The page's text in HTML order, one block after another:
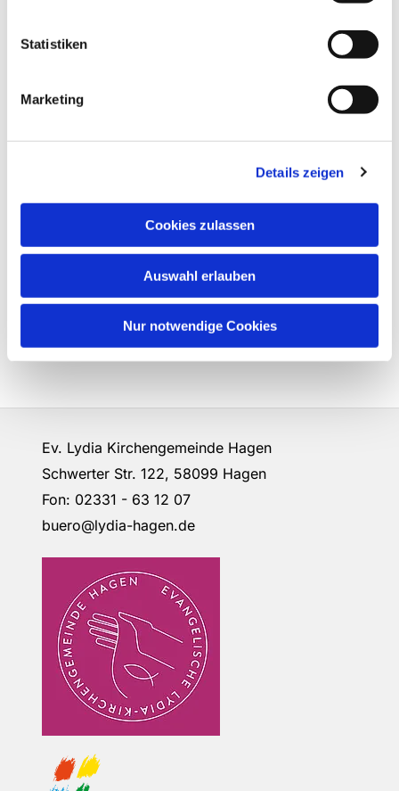
Statistiken
Marketing
Details zeigen
Cookies zulassen
Auswahl erlauben
Nur notwendige Cookies
Ev. Lydia Kirchengemeinde Hagen
Schwerter Str. 122, 58099 Hagen
Fon: 02331 - 63 12 07
buero@lydia-hagen.de